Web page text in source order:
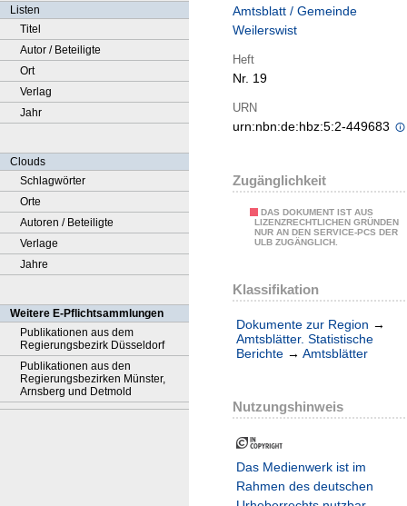
Listen
Titel
Autor / Beteiligte
Ort
Verlag
Jahr
Clouds
Schlagwörter
Orte
Autoren / Beteiligte
Verlage
Jahre
Weitere E-Pflichtsammlungen
Publikationen aus dem
Regierungsbezirk Düsseldorf
Publikationen aus den
Regierungsbezirken Münster,
Arnsberg und Detmold
Amtsblatt / Gemeinde
Weilerswist
Heft
Nr. 19
URN
urn:nbn:de:hbz:5:2-449683
Zugänglichkeit
DAS DOKUMENT IST AUS
LIZENZRECHTLICHEN GRÜNDEN
NUR AN DEN SERVICE-PCS DER
ULB ZUGÄNGLICH.
Klassifikation
Dokumente zur Region →
Amtsblätter. Statistische
Berichte → Amtsblätter
Nutzungshinweis
Das Medienwerk ist im
Rahmen des deutschen